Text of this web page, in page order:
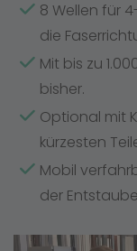
8 Wellen für
die
Mit bis zu
bisher.
Optional mit
kürzesten
Mobil
der